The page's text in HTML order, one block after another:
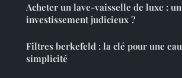
Acheter un lave-vaisselle de luxe : un
investissement judicieux ?
Filtres berkefeld : la clé pour une
simplicité